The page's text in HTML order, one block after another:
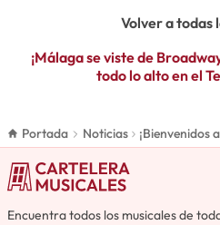
Volver a todas
¡Málaga se viste de
todo lo alto en el
Portada Noticias
¡Bienvenidos
plato fuerte
Encuentra todos los musicales de